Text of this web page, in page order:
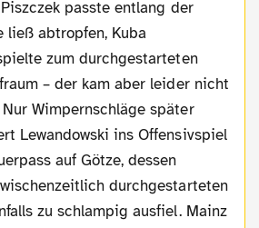
passte entlang der
ließ abtropfen, Kuba
zum durchgestarteten
– der kam aber leider nicht
Wimpernschläge später
Lewandowski ins Offensivspiel
auf Götze, dessen
durchgestarteten
zu schlampig ausfiel. Mainz